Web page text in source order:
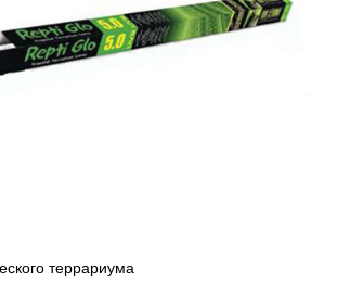
террариума